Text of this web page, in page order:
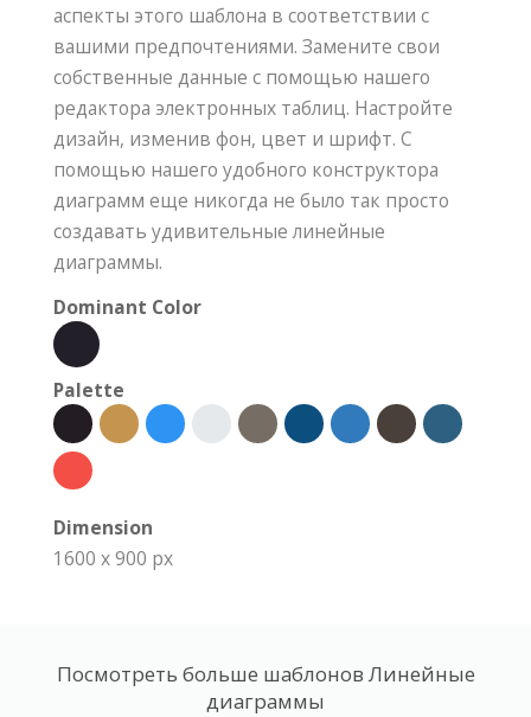
аспекты этого шаблона в соответствии с
вашими предпочтениями. Замените свои
собственные данные с помощью нашего
редактора электронных таблиц. Настройте
дизайн, изменив фон, цвет и шрифт. С
помощью нашего удобного конструктора
диаграмм еще никогда не было так просто
создавать удивительные линейные
диаграммы.
Dominant Color
Palette
Dimension
1600 x 900 px
Посмотреть больше шаблонов Линейные
диаграммы